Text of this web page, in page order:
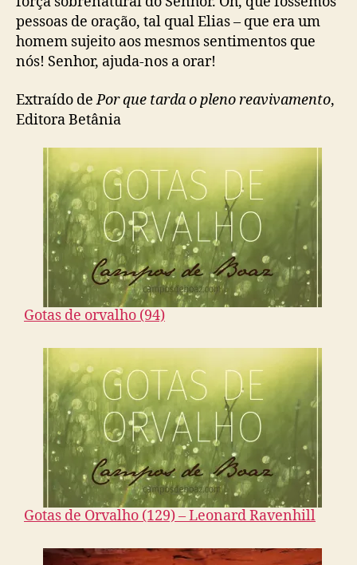
pessoas de oração, tal qual Elias – que era um
homem sujeito aos mesmos sentimentos que
nós! Senhor, ajuda-nos a orar!
Extraído dePor que tarda o pleno reavivamento,
Editora Betânia
Gotas de orvalho (94)
Gotas de Orvalho (129) – Leonard Ravenhill